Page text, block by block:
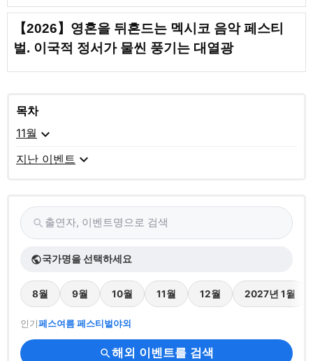
【2026】영혼을 뒤흔드는 멕시코 음악 페스티
벌. 이국적 정서가 물씬 풍기는 대열광
목차
11월 expand_more
지난 이벤트 expand_more
search 출연자, 이벤트명으로 검색
public국가명을 선택하세요
8월 9월 10월 11월 12월 2027년 1월
인기페스여름 페스티벌야외
search해외 이벤트를 검색